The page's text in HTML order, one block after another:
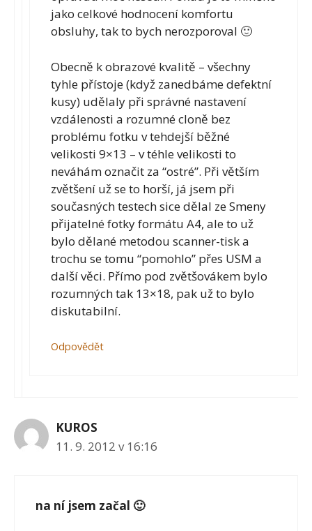
jako celkové hodnocení komfortu
obsluhy, tak to bych nerozporoval 🙂
Obecně k obrazové kvalitě – všechny
tyhle přístoje (když zanedbáme defektní
kusy) udělaly při správné nastavení
vzdálenosti a rozumné cloně bez
problému fotku v tehdejší běžné
velikosti 9×13 – v téhle velikosti to
neváhám označit za “ostré”. Při větším
zvětšení už se to horší, já jsem při
současných testech sice dělal ze Smeny
přijatelné fotky formátu A4, ale to už
bylo dělané metodou scanner-tisk a
trochu se tomu “pomohlo” přes USM a
další věci. Přímo pod zvětšovákem bylo
rozumných tak 13×18, pak už to bylo
diskutabilní.
Odpovědět
KUROS
11. 9. 2012 v 16:16
na ní jsem začal 🙂